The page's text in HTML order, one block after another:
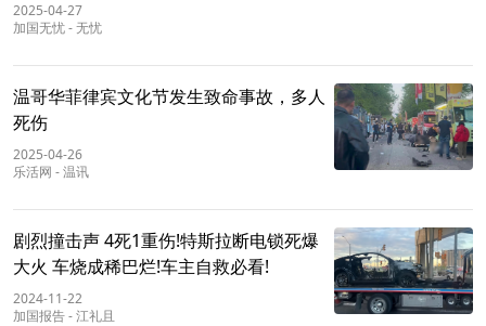
2025-04-27
加国无忧-无忧
温哥华菲律宾文化节发生致命事故，多人
死伤
2025-04-26
乐活网 -温讯
剧烈撞击声 4死1重伤!特斯拉断电锁死爆
大火 车烧成稀巴烂!车主自救必看!
2024-11-22
加国报告-江礼且